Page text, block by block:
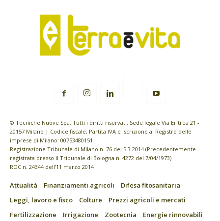
© Tecniche Nuove Spa. Tutti i diritti riservati. Sede legale Via Eritrea 21 -
20157 Milano | Codice fiscale, Partita IVA e Iscrizione al Registro delle
imprese di Milano: 00753480151
Registrazione Tribunale di Milano n. 76 del 5.3.2014 (Precedentemente
registrata presso il Tribunale di Bologna n. 4272 del 7/04/1973)
ROC n. 24344 dell’11 marzo 2014
Attualità Finanziamenti agricoli
Difesa fitosanitaria
Leggi, lavoro e fisco
Colture
Prezzi agricoli e mercati
Fertilizzazione
Irrigazione Zootecnia
Energie rinnovabili